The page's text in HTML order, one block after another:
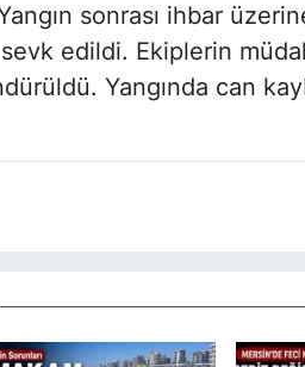
sonrası ihbar
edildi. Ekiplerin
Yangında can